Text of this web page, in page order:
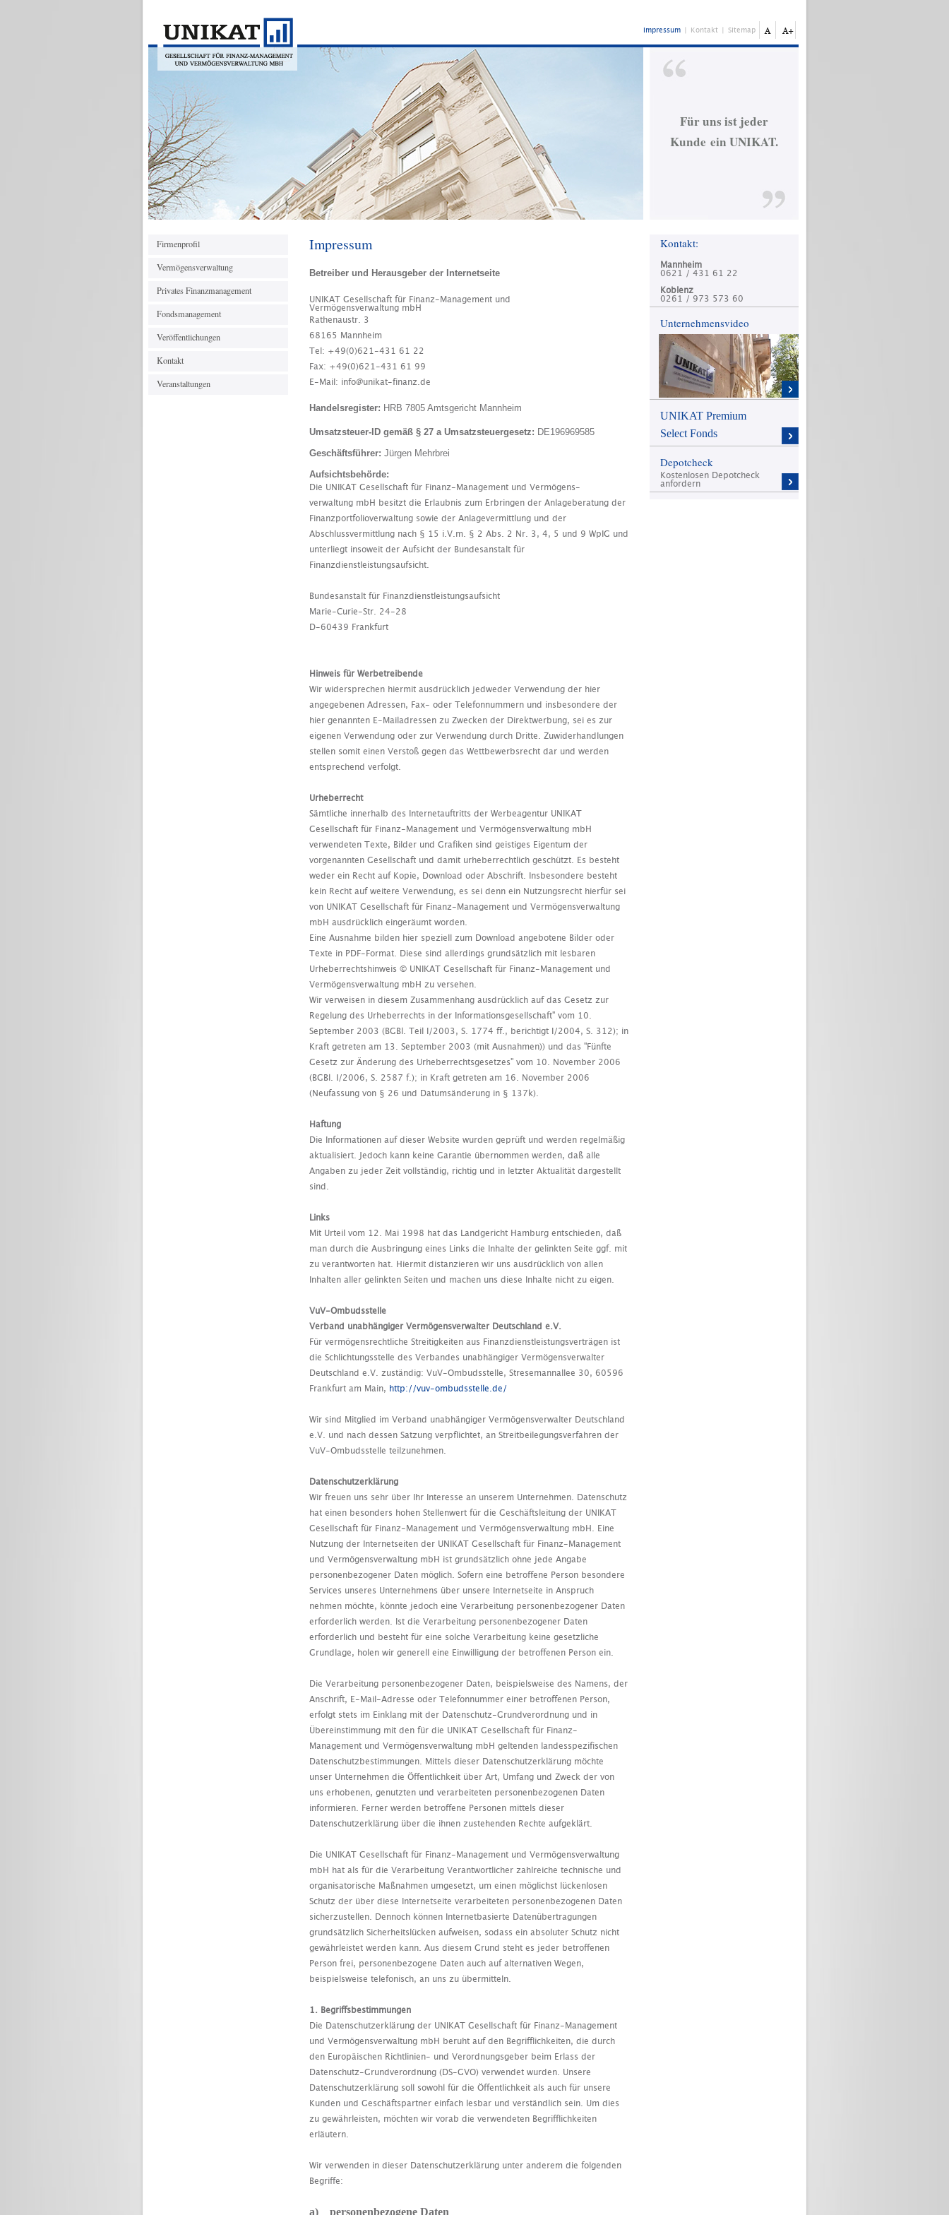
Impressum Kontakt Sitemap
Für uns ist jeder
Kunde ein UNIKAT.
Firmenprofil
Vermögensverwaltung
Privates Finanzmanagement
Fondsmanagement
Veröffentlichungen
Kontakt
Veranstaltungen
Impressum
Betreiber und Herausgeber der Internetseite
UNIKAT Gesellschaft für Finanz-Management und
Vermögensverwaltung mbH
Rathenaustr. 3
68165 Mannheim
Tel: +49(0)621-431 61 22
Fax: +49(0)621-431 61 99
E-Mail: info@unikat-finanz.de
Handelsregister: HRB 7805 Amtsgericht Mannheim
Umsatzsteuer-ID gemäß § 27 a Umsatzsteuergesetz: DE196969585
Geschäftsführer: Jürgen Mehrbrei
Aufsichtsbehörde:
Die UNIKAT Gesellschaft für Finanz-Management und Vermögens-
verwaltung mbH besitzt die Erlaubnis zum Erbringen der Anlageberatung der
Finanzportfolioverwaltung sowie der Anlagevermittlung und der
Abschlussvermittlung nach § 15 i.V.m. § 2 Abs. 2 Nr. 3, 4, 5 und 9 WpIG und
unterliegt insoweit der Aufsicht der Bundesanstalt für
Finanzdienstleistungsaufsicht.
Bundesanstalt für Finanzdienstleistungsaufsicht
Marie-Curie-Str. 24-28
D-60439 Frankfurt
Hinweis für Werbetreibende
Wir widersprechen hiermit ausdrücklich jedweder Verwendung der hier
angegebenen Adressen, Fax- oder Telefonnummern und insbesondere der
hier genannten E-Mailadressen zu Zwecken der Direktwerbung, sei es zur
eigenen Verwendung oder zur Verwendung durch Dritte. Zuwiderhandlungen
stellen somit einen Verstoß gegen das Wettbewerbsrecht dar und werden
entsprechend verfolgt.
Urheberrecht
Sämtliche innerhalb des Internetauftritts der Werbeagentur UNIKAT
Gesellschaft für Finanz-Management und Vermögensverwaltung mbH
verwendeten Texte, Bilder und Grafiken sind geistiges Eigentum der
vorgenannten Gesellschaft und damit urheberrechtlich geschützt. Es besteht
weder ein Recht auf Kopie, Download oder Abschrift. Insbesondere besteht
kein Recht auf weitere Verwendung, es sei denn ein Nutzungsrecht hierfür sei
von UNIKAT Gesellschaft für Finanz-Management und Vermögensverwaltung
mbH ausdrücklich eingeräumt worden.
Eine Ausnahme bilden hier speziell zum Download angebotene Bilder oder
Texte in PDF-Format. Diese sind allerdings grundsätzlich mit lesbaren
Urheberrechtshinweis © UNIKAT Gesellschaft für Finanz-Management und
Vermögensverwaltung mbH zu versehen.
Wir verweisen in diesem Zusammenhang ausdrücklich auf das Gesetz zur
Regelung des Urheberrechts in der Informationsgesellschaft" vom 10.
September 2003 (BGBl. Teil I/2003, S. 1774 ff., berichtigt I/2004, S. 312); in
Kraft getreten am 13. September 2003 (mit Ausnahmen)) und das "Fünfte
Gesetz zur Änderung des Urheberrechtsgesetzes" vom 10. November 2006
(BGBl. I/2006, S. 2587 f.); in Kraft getreten am 16. November 2006
(Neufassung von § 26 und Datumsänderung in § 137k).
Haftung
Die Informationen auf dieser Website wurden geprüft und werden regelmäßig
aktualisiert. Jedoch kann keine Garantie übernommen werden, daß alle
Angaben zu jeder Zeit vollständig, richtig und in letzter Aktualität dargestellt
sind.
Links
Mit Urteil vom 12. Mai 1998 hat das Landgericht Hamburg entschieden, daß
man durch die Ausbringung eines Links die Inhalte der gelinkten Seite ggf. mit
zu verantworten hat. Hiermit distanzieren wir uns ausdrücklich von allen
Inhalten aller gelinkten Seiten und machen uns diese Inhalte nicht zu eigen.
VuV-Ombudsstelle
Verband unabhängiger Vermögensverwalter Deutschland e.V.
Für vermögensrechtliche Streitigkeiten aus Finanzdienstleistungsverträgen ist
die Schlichtungsstelle des Verbandes unabhängiger Vermögensverwalter
Deutschland e.V. zuständig: VuV-Ombudsstelle, Stresemannallee 30, 60596
Frankfurt am Main, http://vuv-ombudsstelle.de/
Wir sind Mitglied im Verband unabhängiger Vermögensverwalter Deutschland
e.V. und nach dessen Satzung verpflichtet, an Streitbeilegungsverfahren der
VuV-Ombudsstelle teilzunehmen.
Datenschutzerklärung
Wir freuen uns sehr über Ihr Interesse an unserem Unternehmen. Datenschutz
hat einen besonders hohen Stellenwert für die Geschäftsleitung der UNIKAT
Gesellschaft für Finanz-Management und Vermögensverwaltung mbH. Eine
Nutzung der Internetseiten der UNIKAT Gesellschaft für Finanz-Management
und Vermögensverwaltung mbH ist grundsätzlich ohne jede Angabe
personenbezogener Daten möglich. Sofern eine betroffene Person besondere
Services unseres Unternehmens über unsere Internetseite in Anspruch
nehmen möchte, könnte jedoch eine Verarbeitung personenbezogener Daten
erforderlich werden. Ist die Verarbeitung personenbezogener Daten
erforderlich und besteht für eine solche Verarbeitung keine gesetzliche
Grundlage, holen wir generell eine Einwilligung der betroffenen Person ein.
Die Verarbeitung personenbezogener Daten, beispielsweise des Namens, der
Anschrift, E-Mail-Adresse oder Telefonnummer einer betroffenen Person,
erfolgt stets im Einklang mit der Datenschutz-Grundverordnung und in
Übereinstimmung mit den für die UNIKAT Gesellschaft für Finanz-
Management und Vermögensverwaltung mbH geltenden landesspezifischen
Datenschutzbestimmungen. Mittels dieser Datenschutzerklärung möchte
unser Unternehmen die Öffentlichkeit über Art, Umfang und Zweck der von
uns erhobenen, genutzten und verarbeiteten personenbezogenen Daten
informieren. Ferner werden betroffene Personen mittels dieser
Datenschutzerklärung über die ihnen zustehenden Rechte aufgeklärt.
Die UNIKAT Gesellschaft für Finanz-Management und Vermögensverwaltung
mbH hat als für die Verarbeitung Verantwortlicher zahlreiche technische und
organisatorische Maßnahmen umgesetzt, um einen möglichst lückenlosen
Schutz der über diese Internetseite verarbeiteten personenbezogenen Daten
sicherzustellen. Dennoch können Internetbasierte Datenübertragungen
grundsätzlich Sicherheitslücken aufweisen, sodass ein absoluter Schutz nicht
gewährleistet werden kann. Aus diesem Grund steht es jeder betroffenen
Person frei, personenbezogene Daten auch auf alternativen Wegen,
beispielsweise telefonisch, an uns zu übermitteln.
1. Begriffsbestimmungen
Die Datenschutzerklärung der UNIKAT Gesellschaft für Finanz-Management
und Vermögensverwaltung mbH beruht auf den Begrifflichkeiten, die durch
den Europäischen Richtlinien- und Verordnungsgeber beim Erlass der
Datenschutz-Grundverordnung (DS-GVO) verwendet wurden. Unsere
Datenschutzerklärung soll sowohl für die Öffentlichkeit als auch für unsere
Kunden und Geschäftspartner einfach lesbar und verständlich sein. Um dies
zu gewährleisten, möchten wir vorab die verwendeten Begrifflichkeiten
erläutern.
Wir verwenden in dieser Datenschutzerklärung unter anderem die folgenden
Begriffe:
a) personenbezogene Daten
Kontakt:
Mannheim
0621 / 431 61 22
Koblenz
0261 / 973 573 60
Unternehmensvideo
UNIKAT Premium
Select Fonds
Depotcheck
Kostenlosen Depotcheck
anfordern